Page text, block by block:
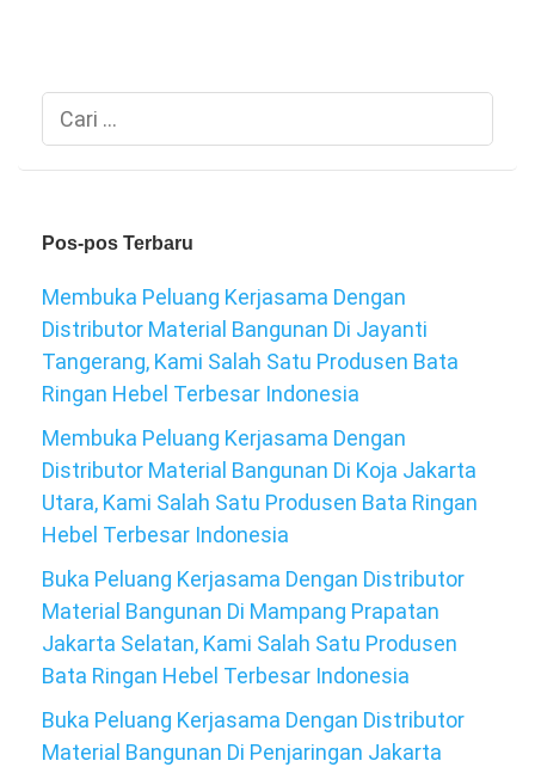
Cari
untuk:
Pos-pos Terbaru
Membuka Peluang Kerjasama Dengan
Distributor Material Bangunan Di Jayanti
Tangerang, Kami Salah Satu Produsen Bata
Ringan Hebel Terbesar Indonesia
Membuka Peluang Kerjasama Dengan
Distributor Material Bangunan Di Koja Jakarta
Utara, Kami Salah Satu Produsen Bata Ringan
Hebel Terbesar Indonesia
Buka Peluang Kerjasama Dengan Distributor
Material Bangunan Di Mampang Prapatan
Jakarta Selatan, Kami Salah Satu Produsen
Bata Ringan Hebel Terbesar Indonesia
Buka Peluang Kerjasama Dengan Distributor
Material Bangunan Di Penjaringan Jakarta